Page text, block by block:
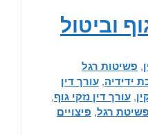
וביטול
, פשיטות רגל
ידידיה, עורך דין
, עורך דין נזקי גוף,
רגל, פיצויים